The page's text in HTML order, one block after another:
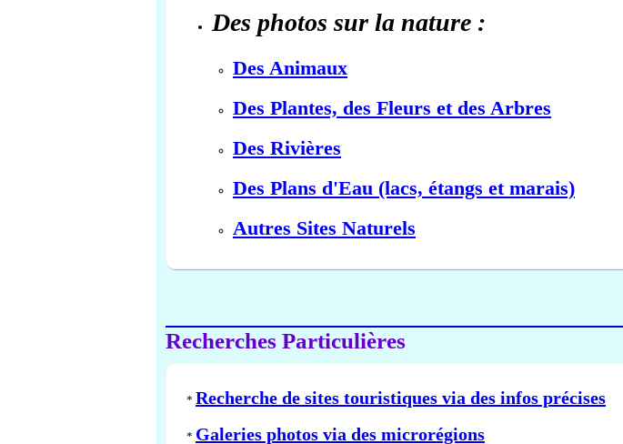
Des photos sur la nature :
Des Animaux
Des Plantes, des Fleurs et des Arbres
Des Rivières
Des Plans d'Eau (lacs, étangs et marais)
Autres Sites Naturels
Recherches Particulières
* Recherche de sites touristiques via des infos précises
* Galeries photos via des microrégions